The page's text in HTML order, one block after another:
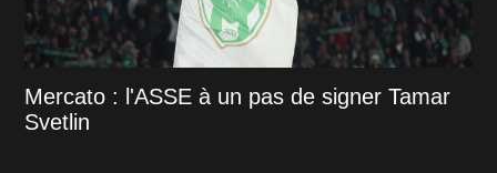
Mercato : l'ASSE à un pas de signer Tamar
Svetlin